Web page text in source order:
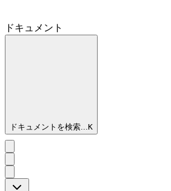
ドキュメント
ドキュメントを検索...K